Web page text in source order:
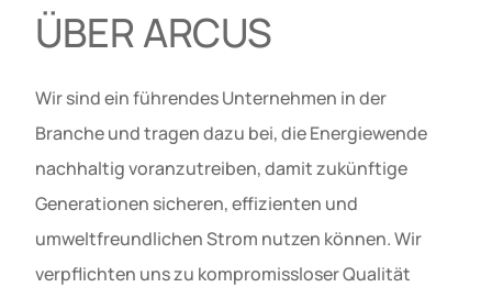
ÜBER ARCUS
Wir sind ein führendes Unternehmen in der
Branche und tragen dazu bei, die Energiewende
nachhaltig voranzutreiben, damit zukünftige
Generationen sicheren, effizienten und
umweltfreundlichen Strom nutzen können. Wir
verpflichten uns zu kompromissloser Qualität